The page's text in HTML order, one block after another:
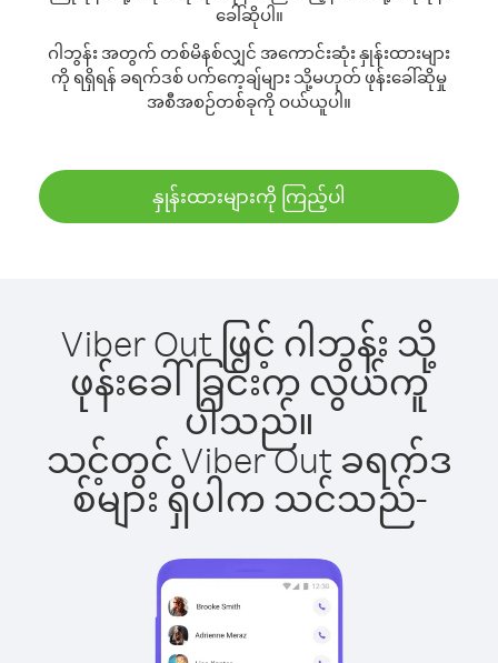
ခေါ်ဆိုပါ။
ဂါဘွန်း အတွက် တစ်မိနစ်လျှင် အကောင်းဆုံး နှုန်းထားများ
ကို ရရှိရန် ခရက်ဒစ် ပက်ကေ့ချ်များ သို့မဟုတ် ဖုန်းခေါ်ဆိုမှု
အစီအစဉ်တစ်ခုကို ဝယ်ယူပါ။
နှုန်းထားများကို ကြည့်ပါ
Viber Out ဖြင့် ဂါဘွန်း သို့
ဖုန်းခေါ်ခြင်းက လွယ်ကူ
ပါသည်။
သင့်တွင် Viber Out ခရက်ဒ
စ်များ ရှိပါက သင်သည်-